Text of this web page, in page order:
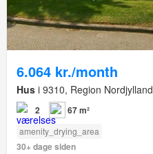
6.064 kr./month
Hus i 9310, Region Nordjylland
2 67 m²
amenity_drying_area
30+ dage siden